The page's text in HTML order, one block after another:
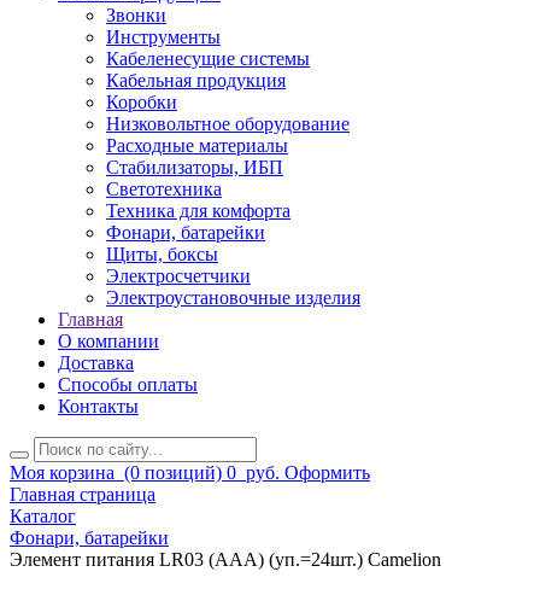
Звонки
Инструменты
Кабеленесущие системы
Кабельная продукция
Коробки
Низковольтное оборудование
Расходные материалы
Стабилизаторы, ИБП
Светотехника
Техника для комфорта
Фонари, батарейки
Щиты, боксы
Электросчетчики
Электроустановочные изделия
Главная
О компании
Доставка
Способы оплаты
Контакты
Моя корзина (0 позиций) 0 руб. Оформить
Главная страница
Каталог
Фонари, батарейки
Элемент питания LR03 (ААА) (уп.=24шт.) Camelion